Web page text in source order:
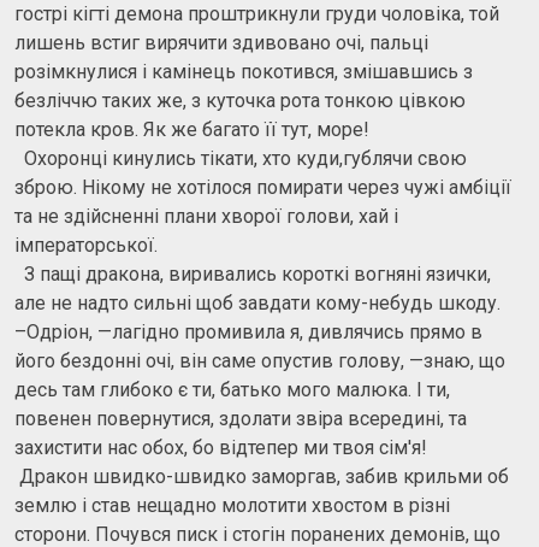
гострі кігті демона проштрикнули груди чоловіка, той
лишень встиг вирячити здивовано очі, пальці
розімкнулися і камінець покотився, змішавшись з
безліччю таких же, з куточка рота тонкою цівкою
потекла кров. Як же багато її тут, море!
Охоронці кинулись тікати, хто куди,гублячи свою
зброю. Нікому не хотілося помирати через чужі амбіції
та не здійсненні плани хворої голови, хай і
імператорської.
З пащі дракона, виривались короткі вогняні язички,
але не надто сильні щоб завдати кому-небудь шкоду.
–Одріон, —лагідно промивила я, дивлячись прямо в
його бездонні очі, він саме опустив голову, —знаю, що
десь там глибоко є ти, батько мого малюка. І ти,
повенен повернутися, здолати звіра всередині, та
захистити нас обох, бо відтепер ми твоя сім'я!
Дракон швидко-швидко заморгав, забив крильми об
землю і став нещадно молотити хвостом в різні
сторони. Почувся писк і стогін поранених демонів, що